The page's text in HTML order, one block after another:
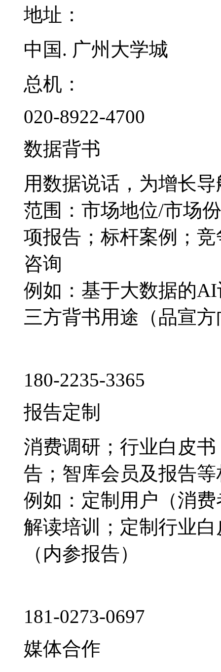
地址：
中国. 广州大学城
总机：
020-8922-4700
数据背书
用数据说话，为增长导
范围：市场地位/市场
项报告；标杆案例；
咨询
例如：基于大数据的
三方背书用途（品宣
180-2235-3365
报告定制
消费调研；行业白皮
告；智库会员及报告
例如：定制用户（消
解读培训；定制行业
（内参报告）
181-0273-0697
媒体合作